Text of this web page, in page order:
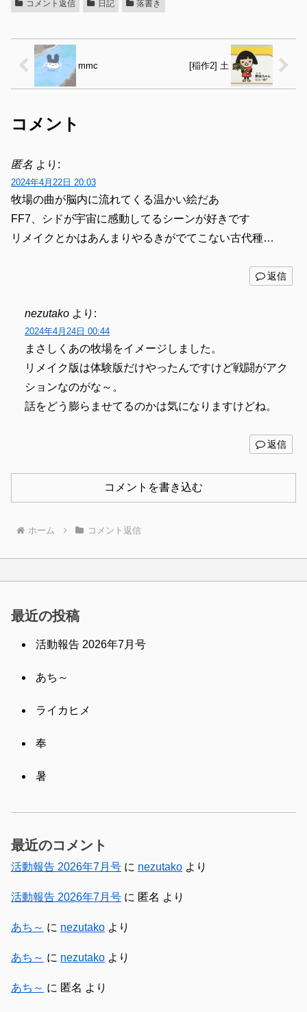
コメント返信 日記 落書き
mmc [稲作2] 土
コメント
匿名 より:
2024年4月22日 20:03
牧場の曲が脳内に流れてくる温かい絵だあ
FF7、シドが宇宙に感動してるシーンが好きです
リメイクとかはあんまりやるきがでてこない古代種…
返信
nezutako より:
2024年4月24日 00:44
まさしくあの牧場をイメージしました。
リメイク版は体験版だけやったんですけど戦闘がアク
ションなのがな～。
話をどう膨らませてるのかは気になりますけどね。
返信
コメントを書き込む
ホーム コメント返信
最近の投稿
活動報告 2026年7月号
あち～
ライカヒメ
奉
暑
最近のコメント
活動報告 2026年7月号 に nezutako より
活動報告 2026年7月号 に 匿名 より
あち～ に nezutako より
あち～ に nezutako より
あち～ に 匿名 より